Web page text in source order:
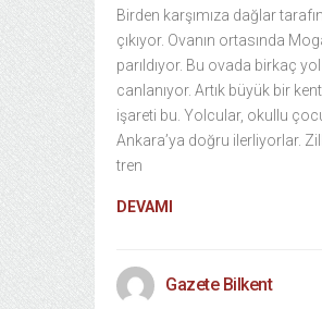
Birden karşımıza dağlar
çıkıyor. Ovanın ortasında
parıldıyor. Bu ovada birkaç
canlanıyor. Artık büyük bir
işareti bu. Yolcular, okullu
Ankara’ya doğru ilerliyorlar.
tren
DEVAMI
Gazete Bilkent